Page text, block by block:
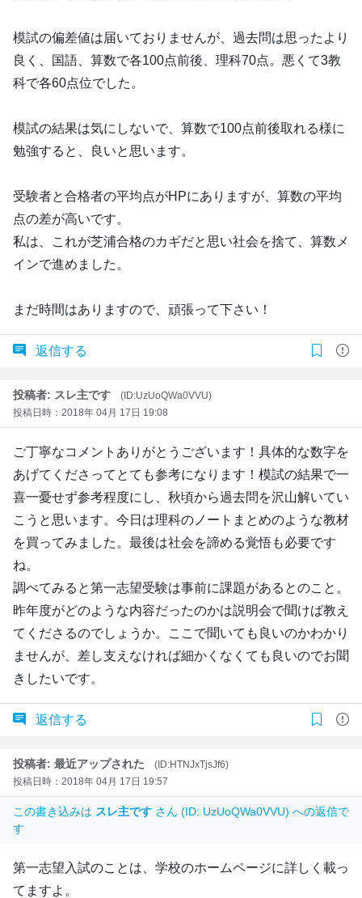
模試の偏差値は届いておりませんが、過去問は思ったより
良く、国語、算数で各100点前後、理科70点。悪くて3教
科で各60点位でした。
模試の結果は気にしないで、算数で100点前後取れる様に
勉強すると、良いと思います。
受験者と合格者の平均点がHPにありますが、算数の平均
点の差が高いです。
私は、これが芝浦合格のカギだと思い社会を捨て、算数メ
インで進めました。
まだ時間はありますので、頑張って下さい！
返信する
投稿者: スレ主です
(ID:UzUoQWa0VVU)
投稿日時：2018年 04月 17日 19:08
ご丁寧なコメントありがとうございます！具体的な数字を
あげてくださってとても参考になります！模試の結果で一
喜一憂せず参考程度にし、秋頃から過去問を沢山解いてい
こうと思います。今日は理科のノートまとめのような教材
を買ってみました。最後は社会を諦める覚悟も必要です
ね。
調べてみると第一志望受験は事前に課題があるとのこと。
昨年度がどのような内容だったのかは説明会で聞けば教え
てくださるのでしょうか。ここで聞いても良いのかわかり
ませんが、差し支えなければ細かくなくても良いのでお聞
きしたいです。
返信する
投稿者: 最近アップされた
(ID:HTNJxTjsJf6)
投稿日時：2018年 04月 17日 19:57
この書き込みは スレ主です さん (ID: UzUoQWa0VVU) への返信で
す
第一志望入試のことは、学校のホームページに詳しく載っ
てますよ。